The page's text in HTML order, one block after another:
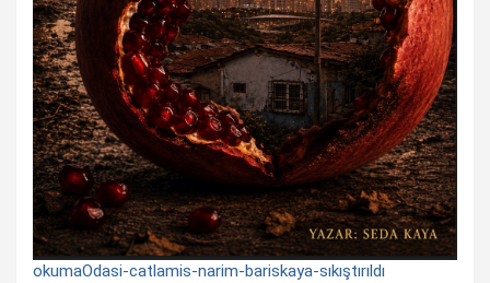
okumaOdasi-catlamis-narim-bariskaya-sıkıştırıldı